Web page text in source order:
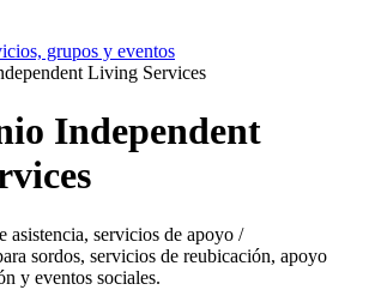
grupos y eventos
Living Services
Independent
asistencia, servicios de apoyo /
sordos, servicios de reubicación, apoyo
y eventos sociales.